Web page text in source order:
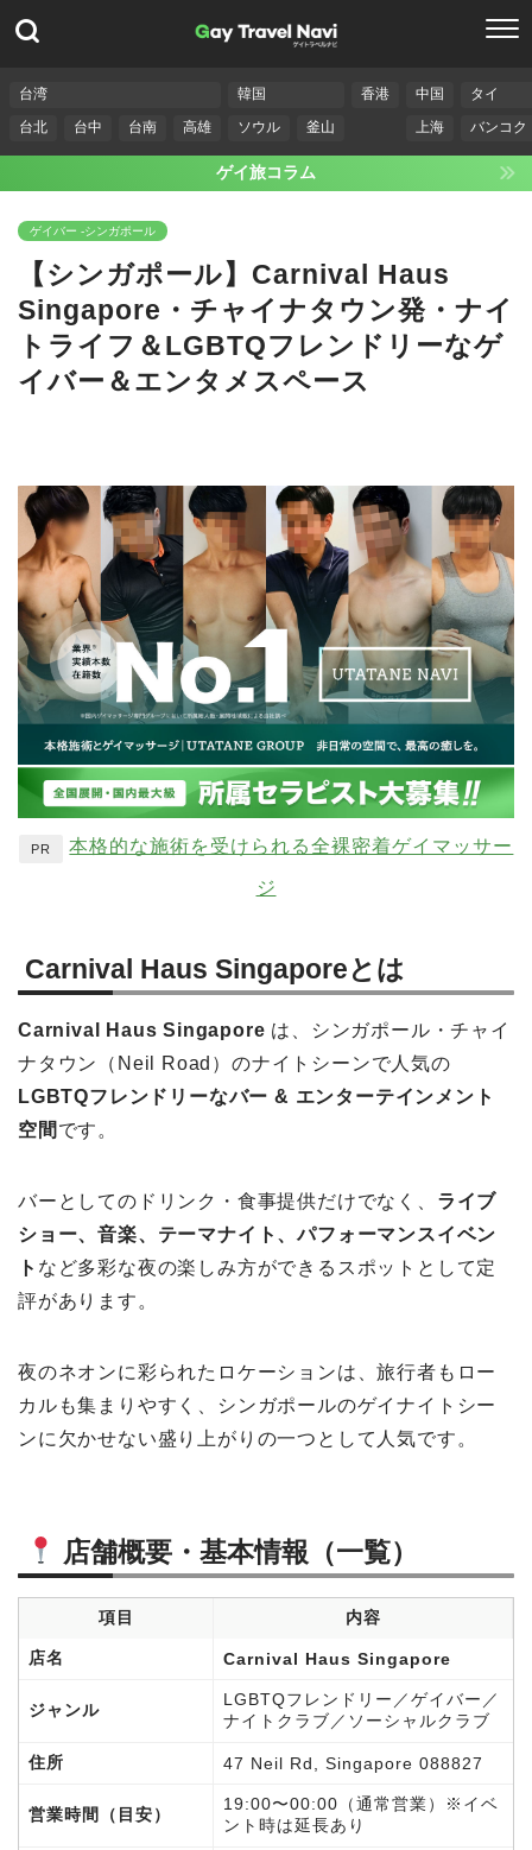
台湾
台北
台中 台南 高雄
韓国
ソウル
釜山
香港
中国
上海
タイ
バンコク
ゲイ旅コラム
ゲイバー -シンガポール
【シンガポール】Carnival Haus
Singapore・チャイナタウン発・ナイ
トライフ＆LGBTQフレンドリーなゲ
イバー＆エンタメスペース
PR 本格的な施術を受けられる全裸密着ゲイマッサー
ジ
Carnival Haus Singaporeとは
Carnival Haus Singapore は、シンガポール・チャイ
ナタウン（Neil Road）のナイトシーンで人気の
LGBTQフレンドリーなバー & エンターテインメント
空間 です。
バーとしてのドリンク・食事提供だけでなく、 ライブ
ショー、音楽、テーマナイト、パフォーマンスイベン
ト など多彩な夜の楽しみ方ができるスポットとして定
評があります。
夜のネオンに彩られたロケーションは、旅行者もロー
カルも集まりやすく、シンガポールのゲイナイトシー
ンに欠かせない盛り上がりの一つとして人気です。
店舗概要・基本情報（一覧）
項目 内容
店名 Carnival Haus Singapore
ジャンル
LGBTQフレンドリー／ゲイバー／
ナイトクラブ／ソーシャルクラブ
住所 47 Neil Rd, Singapore 088827
営業時間（目安）
19:00〜00:00（通常営業）※イベ
ント時は延長あり